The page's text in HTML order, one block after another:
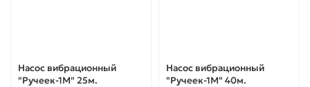
Насос вибрационный
"Ручеек-1М" 25м.
Насос вибрационный
"Ручеек-1М" 40м.